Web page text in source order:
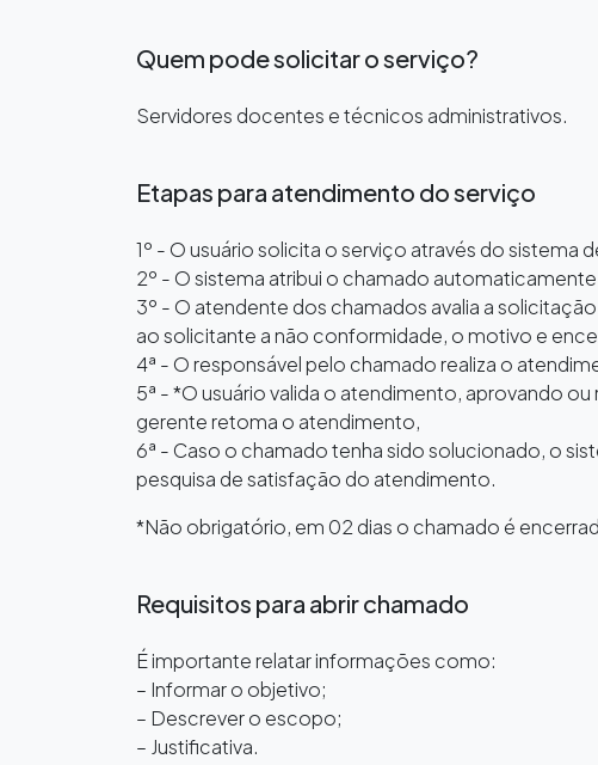
Quem pode solicitar o serviço?
Servidores docentes e técnicos administrativos.
Etapas para atendimento do serviço
1º - O usuário solicita o serviço através do sistema
2º - O sistema atribui o chamado
3º - O atendente dos chamados avalia a
ao solicitante a não conformidade, o motivo e
4ª - O responsável pelo chamado realiza o
5ª - *O usuário valida o atendimento, aprovando
gerente retoma o atendimento,
6ª - Caso o chamado tenha sido solucionado, o
pesquisa de satisfação do atendimento.
*Não obrigatório, em 02 dias o chamado é
Requisitos para abrir chamado
É importante relatar informações como:
– Informar o objetivo;
– Descrever o escopo;
– Justificativa.